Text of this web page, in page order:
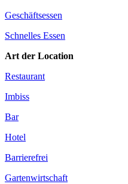
Geschäftsessen
Schnelles Essen
Art der Location
Restaurant
Imbiss
Bar
Hotel
Barrierefrei
Gartenwirtschaft